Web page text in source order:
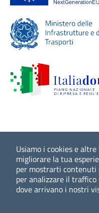
Usiamo i cookies e
migliorare la tua
per mostrarti contenuti
per analizzare il
dove arrivano i nostri